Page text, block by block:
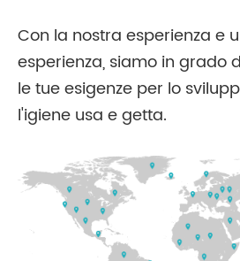
Con la nostra esperienza e
esperienza, siamo in grado
le tue esigenze per lo
l'igiene usa e getta.